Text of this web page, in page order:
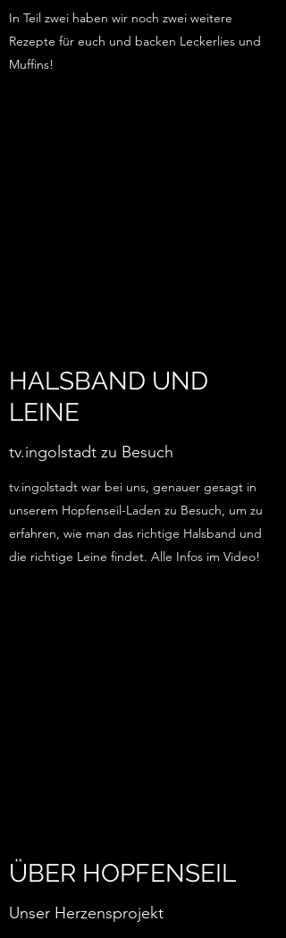
In Teil zwei haben wir noch zwei weitere
Rezepte für euch und backen Leckerlies und
Muffins!
HALSBAND UND
LEINE
tv.ingolstadt zu Besuch
tv.ingolstadt war bei uns, genauer gesagt in
unserem Hopfenseil-Laden zu Besuch, um zu
erfahren, wie man das richtige Halsband und
die richtige Leine findet. Alle Infos im Video!
ÜBER HOPFENSEIL
Unser Herzensprojekt